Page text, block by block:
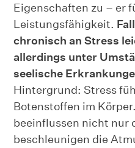
Eigenschaften zu – er
Leistungsfähigkeit.
chronisch an Stress
allerdings unter
seelische
Hintergrund: Stress
Botenstoffen im
beeinflussen nicht nur
beschleunigen die